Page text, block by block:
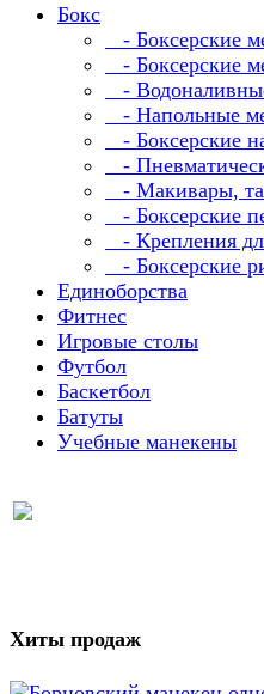
Бокс
- Боксерские
- Боксерские
-
- Напольные
- Боксерские
-
- Макивары,
- Боксерские
- Крепления
- Боксерские
Единоборства
Фитнес
Игровые столы
Футбол
Баскетбол
Батуты
Учебные манекены
Хиты продаж